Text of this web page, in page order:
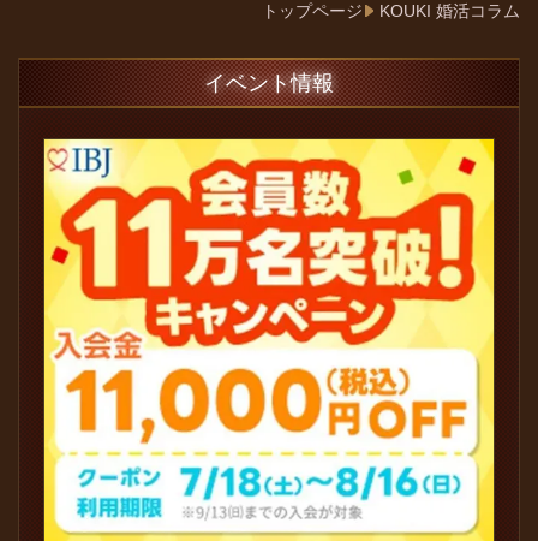
トップページ KOUKI 婚活コラム
イベント情報